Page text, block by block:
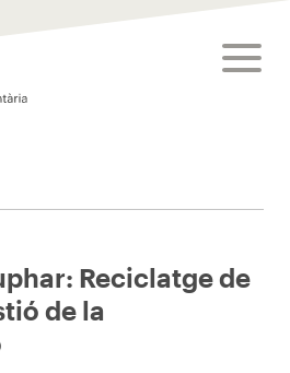
Reciclatge de
de la